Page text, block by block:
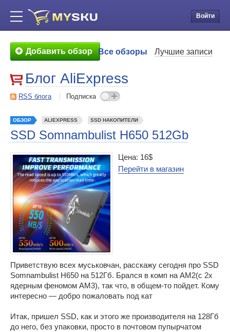
Войти
Добавить обзор Все обзоры Лучшие записи
Блог AliExpress
RSS блога Подписка
ОБЗОР ALIEXPRESS SSD НАКОПИТЕЛИ
SSD Somnambulist H650 512Gb
Цена: 16$
Перейти в магазин
Приветствую всех муськовчан, расскажу сегодня про SSD
Somnambulist H650 на 512Гб. Брался в комп на АМ2(с 2х
ядерным феномом АМ3), так что, в общем-то пойдет. Кому
интересно — добро пожаловать под кат
Итак, пришел SSD, как и этого же производителя на 128Гб
до него, без упаковки, просто в почтовом пупырчатом